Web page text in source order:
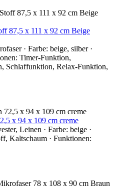
87,5 x 111 x 92 cm Beige
· Farbe: beige, silber ·
Timer-Funktion,
Schlaffunktion, Relax-Funktion,
x 94 x 109 cm creme
Leinen · Farbe: beige ·
Kaltschaum · Funktionen: